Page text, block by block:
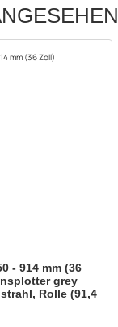
- 914 mm (36
grey
Rolle (91,4